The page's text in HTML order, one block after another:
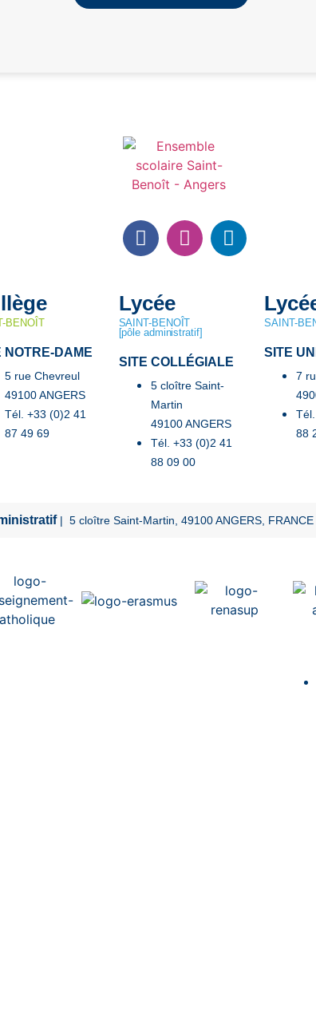
BENOÎT
NOTRE-DAME
5 rue Chevreul
49100 ANGERS
Tél. +33 (0)2 41
87 49 69
Lycée
SAINT-BENOÎT
[pôle administratif]
SITE COLLÉGIALE
5 cloître Saint-
Martin
49100 ANGERS
Tél. +33 (0)2 41
88 09 00
SAINT-
SITE
7
88
| 5 cloître Saint-Martin, 49100 ANGERS,